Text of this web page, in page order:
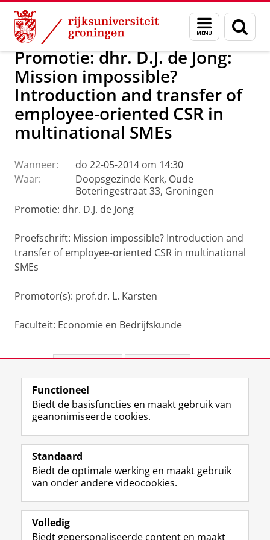
Skip
Content
Skip
Navigation
Menu
en
zoeken
Over ons Actueel Nieuws
Promotie: dhr. D.J. de Jong:
Mission impossible?
Introduction and transfer of
employee-oriented CSR in
multinational SMEs
Wanneer:
do 22-05-2014 om 14:30
Waar:
Doopsgezinde Kerk, Oude
Boteringestraat 33, Groningen
Promotie: dhr. D.J. de Jong
Proefschrift: Mission impossible? Introduction and
transfer of employee-oriented CSR in multinational
SMEs
Promotor(s): prof.dr. L. Karsten
Faculteit: Economie en Bedrijfskunde
View this page in:English
Volg de RUG
F
a
e
b
o
p
L
i
k
e
I
-
R
S
-
f
e
R
I
n
t
r
m
Y
o
T
e
k
Studiekiezers
Alumni
Functioneel
Biedt de basisfuncties en maakt gebruik van
geanonimiseerde cookies.
Standaard
Biedt de optimale werking en maakt gebruik
van onder andere videocookies.
Volledig
Biedt gepersonaliseerde content en maakt